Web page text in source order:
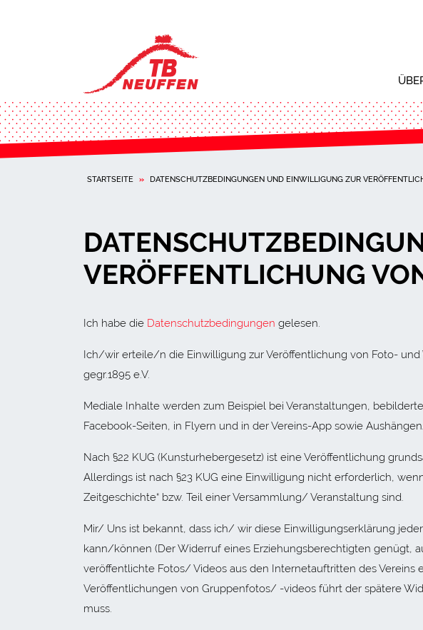
STARTSEITE » DATENSCHUTZBEDINGUNGEN UND EINWILLIGUNG ZUR
VERÖFFENTLICHUNG
Ich habe die Datenschutzbedingungen gelesen.
Ich/wir erteile/n die Einwilligung zur Veröffentlichung von Foto-
gegr.1895 e.V.
Mediale Inhalte werden zum Beispiel bei Veranstaltungen,
Facebook-Seiten, in Flyern und in der Vereins-App sowie
Nach §22 KUG (Kunsturhebergesetz) ist eine Veröffentlichung
Allerdings ist nach §23 KUG eine Einwilligung nicht erforderlich,
Zeitgeschichte“ bzw. Teil einer Versammlung/ Veranstaltung sind.
Mir/ Uns ist bekannt, dass ich/ wir diese Einwilligungserklärung
kann/können (Der Widerruf eines Erziehungsberechtigten genügt,
veröffentlichte Fotos/ Videos aus den Internetauftritten des
Veröffentlichungen von Gruppenfotos/ -videos führt der spätere
muss.